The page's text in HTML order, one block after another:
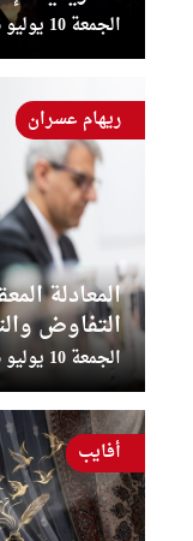
الجمعة 10 يوليو 2026 - 14:26:45
المعادلة
التفاوض
الجمعة 10 يوليو 2026 - 13:42:29
ريهام عسران
أفايب